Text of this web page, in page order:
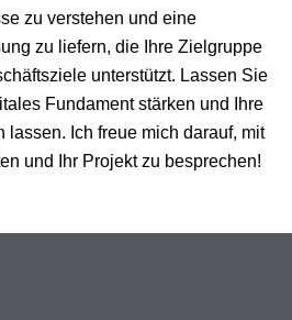
zu verstehen und eine
zu liefern, die Ihre Zielgruppe
unterstützt. Lassen Sie
Fundament stärken und Ihre
lassen. Ich freue mich darauf, mit
und Ihr Projekt zu besprechen!